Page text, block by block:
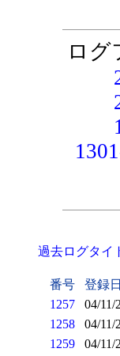
ログ
過去ログタイ
番号 登録
1257
04/11/
1258
04/11/
1259
04/11/